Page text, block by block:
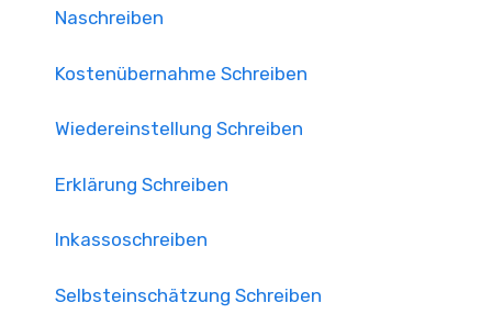
Naschreiben
Kostenübernahme Schreiben
Wiedereinstellung Schreiben
Erklärung Schreiben
Inkassoschreiben
Selbsteinschätzung Schreiben